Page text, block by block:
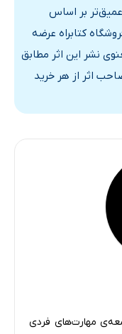
شمارۀ 17: به‌جای «تو» از «احساس
شمارۀ 19: بیاموزید آگاهانه حرف خود را
شمارۀ 22: زندگی جنسی خود را مهیج‌تر
شمارۀ 24: از دستگاه‌های دیجیتال قطع
شمارۀ 25: یاد بگیرید خودتان را دوست
بر اساس
کتابراه عرضه
نشر این اثر مطابق
اثر از هر خرید
مهارت‌های فردی